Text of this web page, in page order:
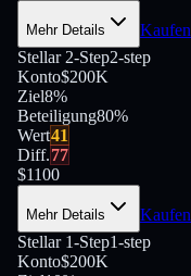
Mehr Details Kaufen
Stellar 2-Step2-step
Konto$200K
Ziel8%
Beteiligung80%
Wert41
Diff.77
$1100
Mehr Details Kaufen
Stellar 1-Step1-step
Konto$200K